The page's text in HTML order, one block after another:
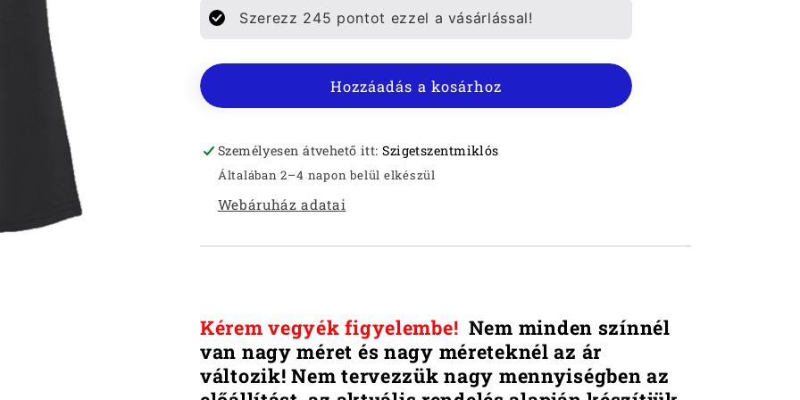
PÓLÓ
csökkentése
PÓLÓ
növelése
Szerezz 245 pontot ezzel a vásárlással!
Hozzáadás a kosárhoz
Személyesen átvehető itt:Szigetszentmiklós
Általában 2–4 napon belül elkészül
Webáruház adatai
Kérem vegyék figyelembe! Nem minden színnél
van nagy méret és nagy méreteknél az ár
változik!Nem tervezzük nagy mennyiségben az